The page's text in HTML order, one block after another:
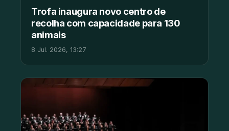
Trofa inaugura novo centro de
recolha com capacidade para 130
animais
8 Jul. 2026, 13:27